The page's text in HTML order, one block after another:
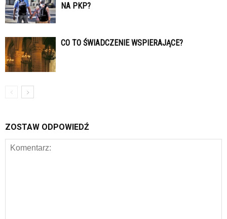
NA PKP?
CO TO ŚWIADCZENIE WSPIERAJĄCE?
ZOSTAW ODPOWIEDŹ